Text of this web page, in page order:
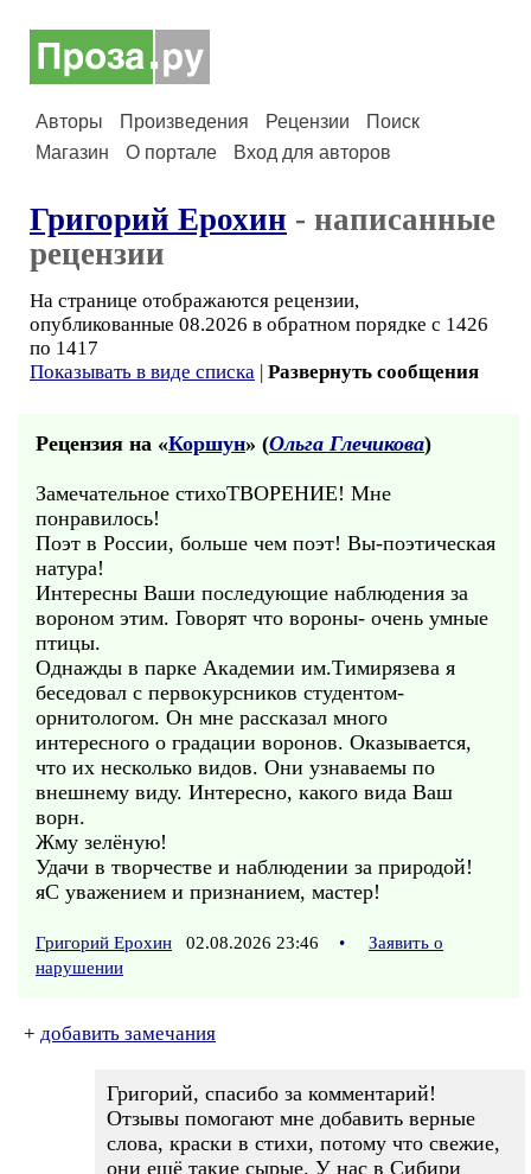
Авторы Произведения Рецензии
Поиск
Магазин
О портале Вход для авторов
Григорий Ерохин - написанные
рецензии
На странице отображаются рецензии,
опубликованные 08.2026 в обратном порядке с 1426
по 1417
Показывать в виде списка | Развернуть сообщения
Рецензия на «Коршун» (Ольга Глечикова)
Замечательное стихоТВОРЕНИЕ! Мне
понравилось!
Поэт в России, больше чем поэт! Вы-поэтическая
натура!
Интересны Ваши последующие наблюдения за
вороном этим. Говорят что вороны- очень умные
птицы.
Однажды в парке Академии им.Тимирязева я
беседовал с первокурсников студентом-
орнитологом. Он мне рассказал много
интересного о градации воронов. Оказывается,
что их несколько видов. Они узнаваемы по
внешнему виду. Интересно, какого вида Ваш
ворн.
Жму зелёную!
Удачи в творчестве и наблюдении за природой!
яС уважением и признанием, мастер!
Григорий Ерохин 02.08.2026 23:46 •
Заявить о
нарушении
+ добавить замечания
Григорий, спасибо за комментарий!
Отзывы помогают мне добавить верные
слова, краски в стихи, потому что свежие,
они ещё такие сырые. У нас в Сибири